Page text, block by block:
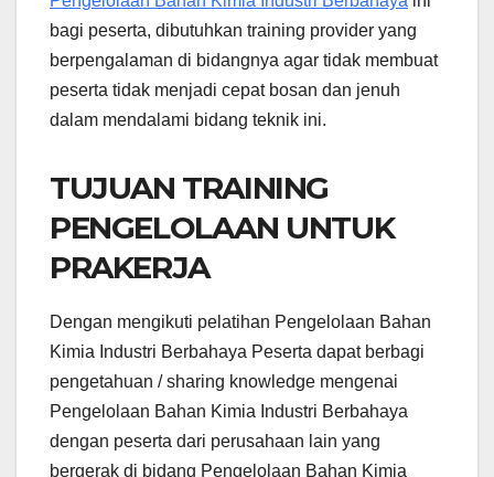
bagi peserta, dibutuhkan training provider yang
berpengalaman di bidangnya agar tidak membuat
peserta tidak menjadi cepat bosan dan jenuh
dalam mendalami bidang teknik ini.
TUJUAN TRAINING
PENGELOLAAN UNTUK
PRAKERJA
Dengan mengikuti pelatihan Pengelolaan Bahan
Kimia Industri Berbahaya Peserta dapat berbagi
pengetahuan / sharing knowledge mengenai
Pengelolaan Bahan Kimia Industri Berbahaya
dengan peserta dari perusahaan lain yang
bergerak di bidang Pengelolaan Bahan Kimia